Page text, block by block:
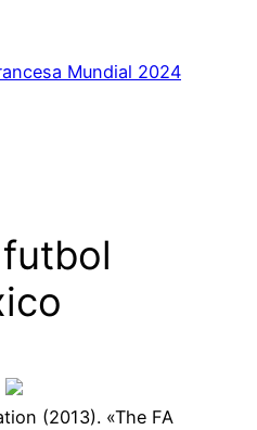
Mundial 2024
(2013). «The FA